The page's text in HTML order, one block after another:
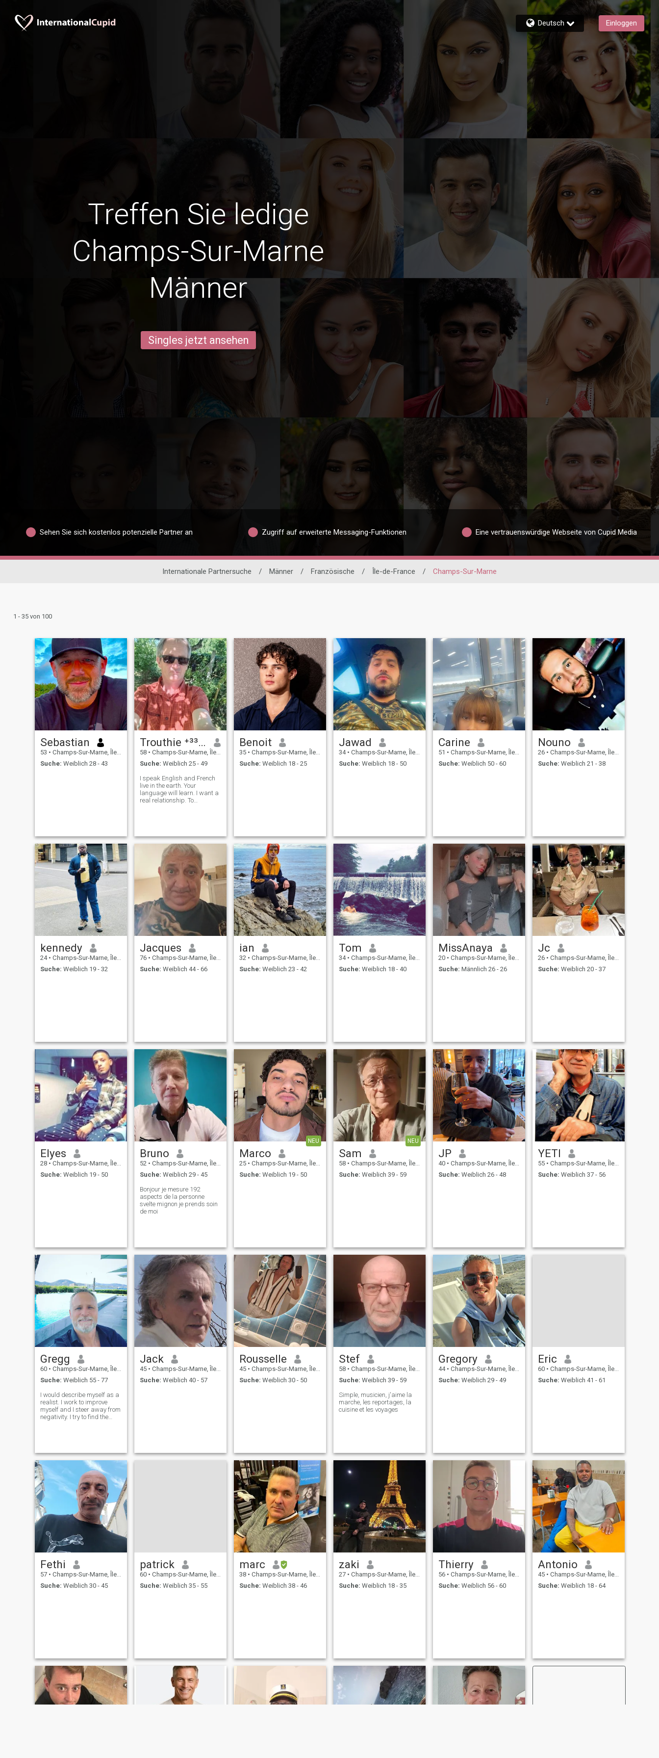
Deutsch Einloggen
Treffen Sie ledige
Champs-Sur-Marne
Männer
Singles jetzt ansehen
Sehen Sie sich kostenlos potenzielle Partner an Zugriff auf erweiterte Messaging-Funktionen Eine vertrauenswürdige Webseite von Cupid Media
Internationale Partnersuche / Männer / Französische / Île-de-France / Champs-Sur-Marne
1 - 35 von 100
Sebastian
53 • Champs-Sur-Marne, Île-de-France, Frankreich
Suche: Weiblich 28 - 43
Trouthie ⁺³³⁶¹⁶⁴¹⁰⁵⁰⁴
58 • Champs-Sur-Marne, Île-de-France, Frankreich
Suche: Weiblich 25 - 49
I speak English and French
live in the earth. Your
language will learn. I want a
real relationship. To
have any idea on what you're
getting to do? A
Benoit
35 • Champs-Sur-Marne, Île-de-France, Frankreich
Suche: Weiblich 18 - 25
Jawad
34 • Champs-Sur-Marne, Île-de-France, Frankreich
Suche: Weiblich 18 - 50
Carine
51 • Champs-Sur-Marne, Île-de-France, Frankreich
Suche: Weiblich 50 - 60
Nouno
26 • Champs-Sur-Marne, Île-de-France, Frankreich
Suche: Weiblich 21 - 38
kennedy
24 • Champs-Sur-Marne, Île-de-France, Frankreich
Suche: Weiblich 19 - 32
Jacques
76 • Champs-Sur-Marne, Île-de-France, Frankreich
Suche: Weiblich 44 - 66
ian
32 • Champs-Sur-Marne, Île-de-France, Frankreich
Suche: Weiblich 23 - 42
Tom
34 • Champs-Sur-Marne, Île-de-France, Frankreich
Suche: Weiblich 18 - 40
MissAnaya
20 • Champs-Sur-Marne, Île-de-France, Frankreich
Suche: Männlich 26 - 26
Jc
26 • Champs-Sur-Marne, Île-de-France, Frankreich
Suche: Weiblich 20 - 37
Elyes
28 • Champs-Sur-Marne, Île-de-France, Frankreich
Suche: Weiblich 19 - 50
Bruno
52 • Champs-Sur-Marne, Île-de-France, Frankreich
Suche: Weiblich 29 - 45
Bonjour je mesure 192
aspects de la personne
svelte mignon je prends soin
de moi
NEU
Marco
25 • Champs-Sur-Marne, Île-de-France, Frankreich
Suche: Weiblich 19 - 50
NEU
Sam
58 • Champs-Sur-Marne, Île-de-France, Frankreich
Suche: Weiblich 39 - 59
JP
40 • Champs-Sur-Marne, Île-de-France, Frankreich
Suche: Weiblich 26 - 48
YETI
55 • Champs-Sur-Marne, Île-de-France, Frankreich
Suche: Weiblich 37 - 56
Gregg
60 • Champs-Sur-Marne, Île-de-France, Frankreich
Suche: Weiblich 55 - 77
I would describe myself as a
realist. I work to improve
myself and I steer away from
negativity. I try to find the
life. I know w
Jack
45 • Champs-Sur-Marne, Île-de-France, Frankreich
Suche: Weiblich 40 - 57
Rousselle
45 • Champs-Sur-Marne, Île-de-France, Frankreich
Suche: Weiblich 30 - 50
Stef
58 • Champs-Sur-Marne, Île-de-France, Frankreich
Suche: Weiblich 39 - 59
Simple, musicien, j'aime la
marche, les reportages, la
cuisine et les voyages
Gregory
44 • Champs-Sur-Marne, Île-de-France, Frankreich
Suche: Weiblich 29 - 49
Eric
60 • Champs-Sur-Marne, Île-de-France, Frankreich
Suche: Weiblich 41 - 61
Fethi
57 • Champs-Sur-Marne, Île-de-France, Frankreich
Suche: Weiblich 30 - 45
patrick
60 • Champs-Sur-Marne, Île-de-France, Frankreich
Suche: Weiblich 35 - 55
marc
38 • Champs-Sur-Marne, Île-de-France, Frankreich
Suche: Weiblich 38 - 46
zaki
27 • Champs-Sur-Marne, Île-de-France, Frankreich
Suche: Weiblich 18 - 35
Thierry
56 • Champs-Sur-Marne, Île-de-France, Frankreich
Suche: Weiblich 56 - 60
Antonio
45 • Champs-Sur-Marne, Île-de-France, Frankreich
Suche: Weiblich 18 - 64